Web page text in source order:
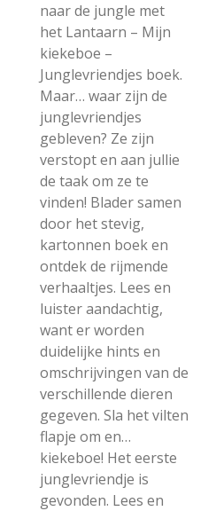
naar de jungle met
het Lantaarn – Mijn
kiekeboe –
Junglevriendjes boek.
Maar… waar zijn de
junglevriendjes
gebleven? Ze zijn
verstopt en aan jullie
de taak om ze te
vinden! Blader samen
door het stevig,
kartonnen boek en
ontdek de rijmende
verhaaltjes. Lees en
luister aandachtig,
want er worden
duidelijke hints en
omschrijvingen van de
verschillende dieren
gegeven. Sla het vilten
flapje om en…
kiekeboe! Het eerste
junglevriendje is
gevonden. Lees en